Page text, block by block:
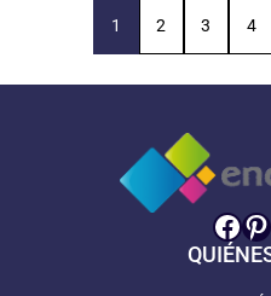
1 2 3 4